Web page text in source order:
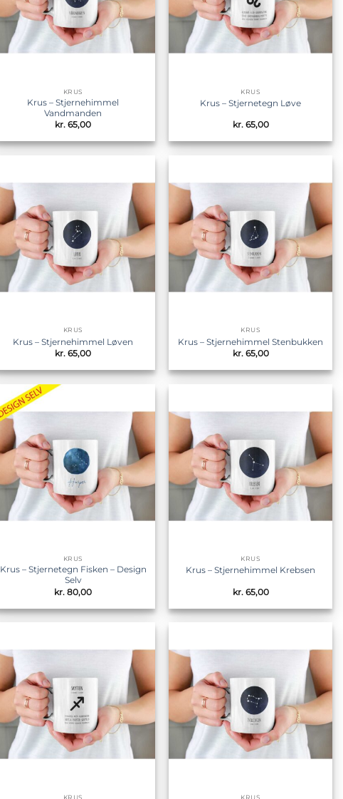
KRUS
Krus – Stjernehimmel
Vandmanden
kr. 65,00
KRUS
Krus – Stjernetegn Løve
kr.65,00
Tilføj til
ønskeliste
KRUS
Krus – Stjernehimmel Løven
kr. 65,00
Tilføj til
ønskeliste
KRUS
Krus – Stjernehimmel Stenbukken
kr.65,00
Tilføj til
ønskeliste
KRUS
Krus – Stjernetegn Fisken – Design
Selv
kr. 80,00
Tilføj til
ønskeliste
KRUS
Krus – Stjernehimmel Krebsen
kr.65,00
Tilføj til
ønskeliste
KRUS
Tilføj til
ønskeliste
KRUS